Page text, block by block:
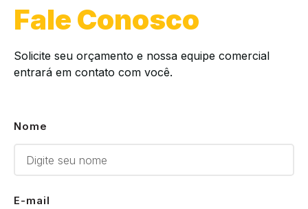
Fale Conosco
Solicite seu orçamento e nossa equipe comercial
entrará em contato com você.
Nome
E-mail